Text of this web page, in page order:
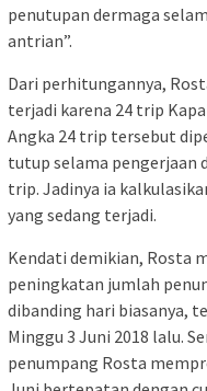
penutupan dermaga
antrian”.
Dari perhitungannya,
terjadi karena 24 trip
Angka 24 trip tersebut
tutup selama pengerjaan
trip. Jadinya ia
yang sedang terjadi.
Kendati demikian, Rosta
peningkatan jumlah
dibanding hari biasanya,
Minggu 3 Juni 2018 lalu.
penumpang Rosta